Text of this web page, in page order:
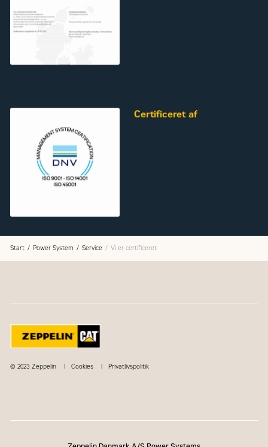
Certificeret af
Start Power System Service Vi er certificeret
© 2023 Zeppelin Cookies Privatlivspolitik